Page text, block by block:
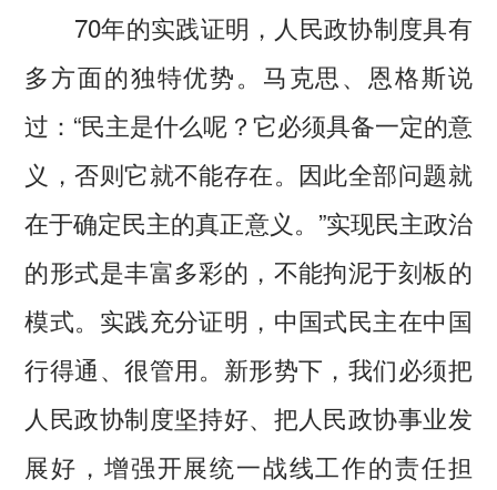
70年的实践证明，人民政协制度具有
多方面的独特优势。马克思、恩格斯说
过：“民主是什么呢？它必须具备一定的意
义，否则它就不能存在。因此全部问题就
在于确定民主的真正意义。”实现民主政治
的形式是丰富多彩的，不能拘泥于刻板的
模式。实践充分证明，中国式民主在中国
行得通、很管用。新形势下，我们必须把
人民政协制度坚持好、把人民政协事业发
展好，增强开展统一战线工作的责任担